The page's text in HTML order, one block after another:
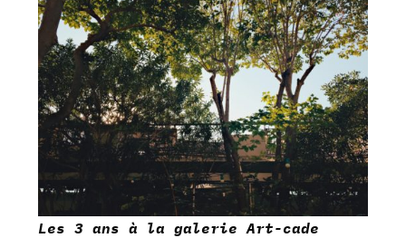
Les 3 ans à la galerie Art-cade